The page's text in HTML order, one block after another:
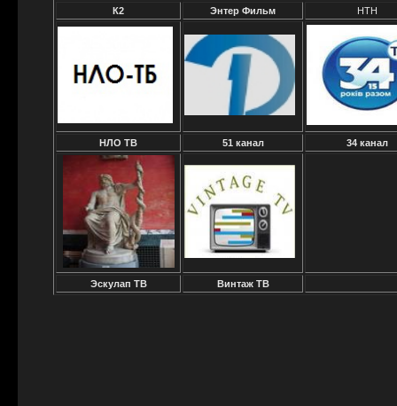
К2 Энтер Фильм НТН
НЛО ТВ 51 канал 34 канал
Эскулап ТВ Винтаж ТВ